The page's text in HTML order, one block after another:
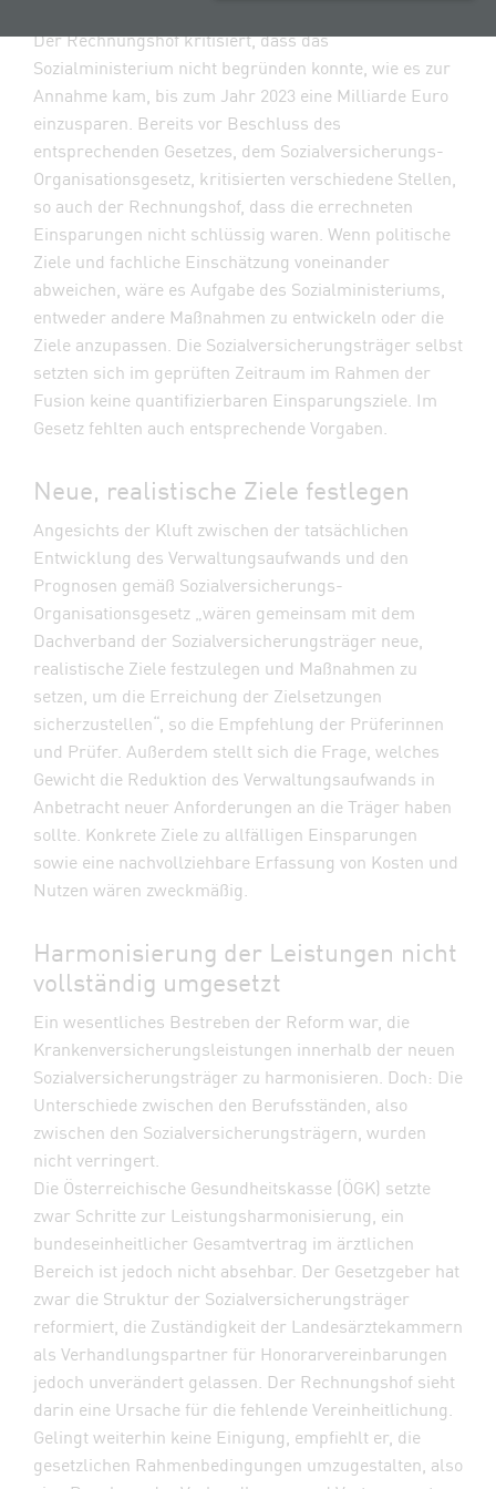
Der Rechnungshof kritisiert, dass das
Sozialministerium nicht begründen konnte, wie es zur
Annahme kam, bis zum Jahr 2023 eine Milliarde Euro
einzusparen. Bereits vor Beschluss des
entsprechenden Gesetzes, dem Sozialversicherungs-
Organisationsgesetz, kritisierten verschiedene Stellen,
so auch der Rechnungshof, dass die errechneten
Einsparungen nicht schlüssig waren. Wenn politische
Ziele und fachliche Einschätzung voneinander
abweichen, wäre es Aufgabe des Sozialministeriums,
entweder andere Maßnahmen zu entwickeln oder die
Ziele anzupassen. Die Sozialversicherungsträger selbst
setzten sich im geprüften Zeitraum im Rahmen der
Fusion keine quantifizierbaren Einsparungsziele. Im
Gesetz fehlten auch entsprechende Vorgaben.
Neue, realistische Ziele festlegen
Angesichts der Kluft zwischen der tatsächlichen
Entwicklung des Verwaltungsaufwands und den
Prognosen gemäß Sozialversicherungs-
Organisationsgesetz „wären gemeinsam mit dem
Dachverband der Sozialversicherungsträger neue,
realistische Ziele festzulegen und Maßnahmen zu
setzen, um die Erreichung der Zielsetzungen
sicherzustellen“, so die Empfehlung der Prüferinnen
und Prüfer. Außerdem stellt sich die Frage, welches
Gewicht die Reduktion des Verwaltungsaufwands in
Anbetracht neuer Anforderungen an die Träger haben
sollte. Konkrete Ziele zu allfälligen Einsparungen
sowie eine nachvollziehbare Erfassung von Kosten und
Nutzen wären zweckmäßig.
Harmonisierung der Leistungen nicht
vollständig umgesetzt
Ein wesentliches Bestreben der Reform war, die
Krankenversicherungsleistungen innerhalb der neuen
Sozialversicherungsträger zu harmonisieren. Doch: Die
Unterschiede zwischen den Berufsständen, also
zwischen den Sozialversicherungsträgern, wurden
nicht verringert.
Die Österreichische Gesundheitskasse (ÖGK) setzte
zwar Schritte zur Leistungsharmonisierung, ein
bundeseinheitlicher Gesamtvertrag im ärztlichen
Bereich ist jedoch nicht absehbar. Der Gesetzgeber hat
zwar die Struktur der Sozialversicherungsträger
reformiert, die Zuständigkeit der Landesärztekammern
als Verhandlungspartner für Honorarvereinbarungen
jedoch unverändert gelassen. Der Rechnungshof sieht
darin eine Ursache für die fehlende Vereinheitlichung.
Gelingt weiterhin keine Einigung, empfiehlt er, die
gesetzlichen Rahmenbedingungen umzugestalten, also